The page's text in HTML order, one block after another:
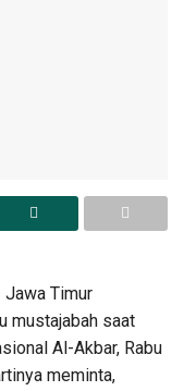
Jawa Timur
mustajabah saat
Al-Akbar, Rabu
meminta,